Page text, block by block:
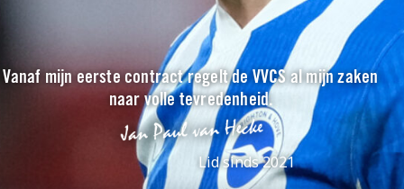
Vanaf mijn eerste contract regelt de VVCS al mijn zaken
naar volle tevredenheid.
Lid sinds 2021